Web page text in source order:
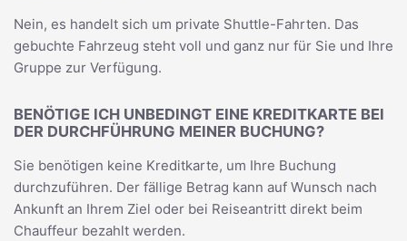
Nein, es handelt sich um private Shuttle-Fahrten. Das
gebuchte Fahrzeug steht voll und ganz nur für Sie und Ihre
Gruppe zur Verfügung.
BENÖTIGE ICH UNBEDINGT EINE KREDITKARTE BEI
DER DURCHFÜHRUNG MEINER BUCHUNG?
Sie benötigen keine Kreditkarte, um Ihre Buchung
durchzuführen. Der fällige Betrag kann auf Wunsch nach
Ankunft an Ihrem Ziel oder bei Reiseantritt direkt beim
Chauffeur bezahlt werden.